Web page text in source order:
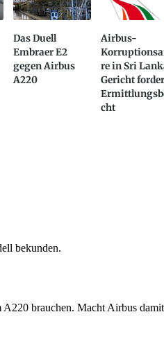
Das Duell
Embraer E2
gegen Airbus
A220
Airbus-
re in Sri
Gericht
cht